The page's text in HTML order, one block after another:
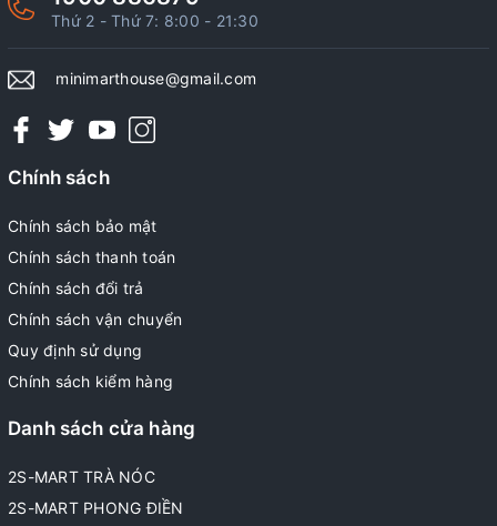
Thứ 2 - Thứ 7: 8:00 - 21:30
minimarthouse@gmail.com
Chính sách
Chính sách bảo mật
Chính sách thanh toán
Chính sách đổi trả
Chính sách vận chuyển
Quy định sử dụng
Chính sách kiểm hàng
Danh sách cửa hàng
2S-MART TRÀ NÓC
2S-MART PHONG ĐIỀN